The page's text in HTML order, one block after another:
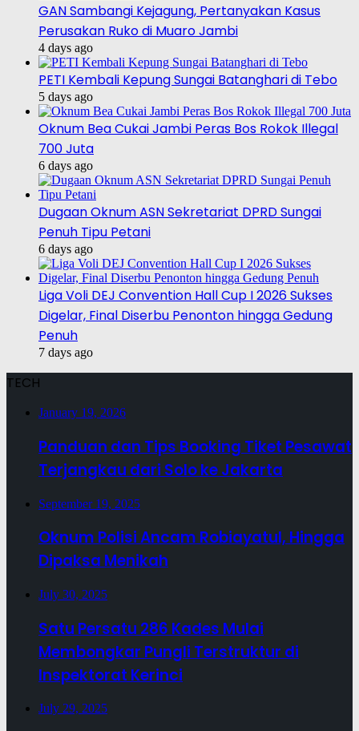
GAN Sambangi Kejagung, Pertanyakan Kasus
Perusakan Ruko di Muaro Jambi
4 days ago
PETI Kembali Kepung Sungai Batanghari di Tebo
5 days ago
Oknum Bea Cukai Jambi Peras Bos Rokok Illegal
700 Juta
6 days ago
Dugaan Oknum ASN Sekretariat DPRD Sungai
Penuh Tipu Petani
6 days ago
Liga Voli DEJ Convention Hall Cup I 2026 Sukses
Digelar, Final Diserbu Penonton hingga Gedung
Penuh
7 days ago
TECH
January 19, 2026
Panduan dan Tips Booking Tiket Pesawat
Terjangkau dari Solo ke Jakarta
September 19, 2025
Oknum Polisi Ancam Robiayatul, Hingga
Dipaksa Menikah
July 30, 2025
Satu Persatu 286 Kades Mulai
Membongkar Pungli Terstruktur di
Inspektorat Kerinci
July 29, 2025